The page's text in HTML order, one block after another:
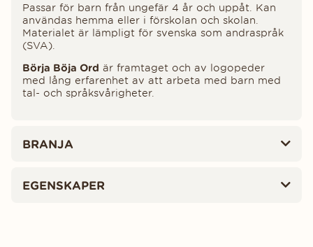
Passar för barn från ungefär 4 år och uppåt. Kan
användas hemma eller i förskolan och skolan.
Materialet är lämpligt för svenska som andraspråk
(SVA).
Börja Böja Ord är framtaget och av logopeder
med lång erfarenhet av att arbeta med barn med
tal- och språksvårigheter.
BRANJA
EGENSKAPER